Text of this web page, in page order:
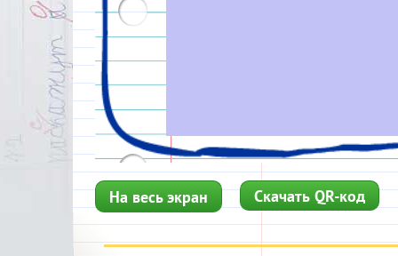
На весь экран Скачать QR-код